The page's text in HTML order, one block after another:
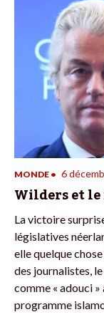
MONDE • 6
Wilders et
La victoire
législatives
elle quelque chose
des journalistes,
comme « adouci
programme